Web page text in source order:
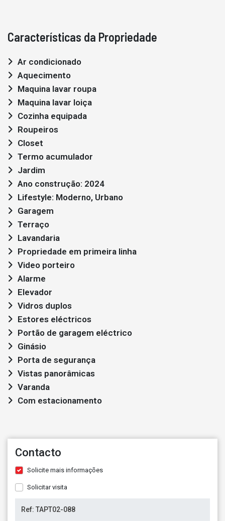
Características da Propriedade
Ar condicionado
Aquecimento
Maquina lavar roupa
Maquina lavar loiça
Cozinha equipada
Roupeiros
Closet
Termo acumulador
Jardim
Ano construção: 2024
Lifestyle: Moderno, Urbano
Garagem
Terraço
Lavandaria
Propriedade em primeira linha
Video porteiro
Alarme
Elevador
Vidros duplos
Estores eléctricos
Portão de garagem eléctrico
Ginásio
Porta de segurança
Vistas panorâmicas
Varanda
Com estacionamento
Contacto
Solicite mais informações
Solicitar visita